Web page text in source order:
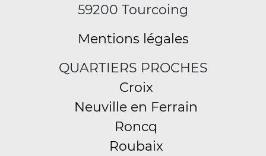
59200 Tourcoing
Mentions légales
QUARTIERS PROCHES
Croix
Neuville en Ferrain
Roncq
Roubaix